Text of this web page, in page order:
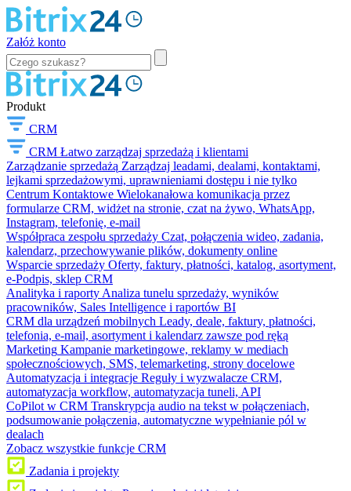
Załóż konto
Produkt
CRM
CRM Łatwo zarządzaj sprzedażą i klientami
Zarządzanie sprzedażą Zarządzaj leadami, dealami, kontaktami,
lejkami sprzedażowymi, uprawnieniami dostępu i nie tylko
Centrum Kontaktowe Wielokanałowa komunikacja przez
formularze CRM, widżet na stronie, czat na żywo, WhatsApp,
Instagram, telefonię, e-mail
Współpraca zespołu sprzedaży Czat, połączenia wideo, zadania,
kalendarz, przechowywanie plików, dokumenty online
Wsparcie sprzedaży Oferty, faktury, płatności, katalog, asortyment,
e-Podpis, sklep CRM
Analityka i raporty Analiza tunelu sprzedaży, wyników
pracowników, Sales Intelligence i raportów BI
CRM dla urządzeń mobilnych Leady, deale, faktury, płatności,
telefonia, e-mail, asortyment i kalendarz zawsze pod ręką
Marketing Kampanie marketingowe, reklamy w mediach
społecznościowych, SMS, telemarketing, strony docelowe
Automatyzacja i integracje Reguły i wyzwalacze CRM,
automatyzacja workflow, automatyzacja tuneli, API
CoPilot w CRM Transkrypcja audio na tekst w połączeniach,
podsumowanie połączenia, automatyczne wypełnianie pól w
dealach
Zobacz wszystkie funkcje CRM
Zadania i projekty